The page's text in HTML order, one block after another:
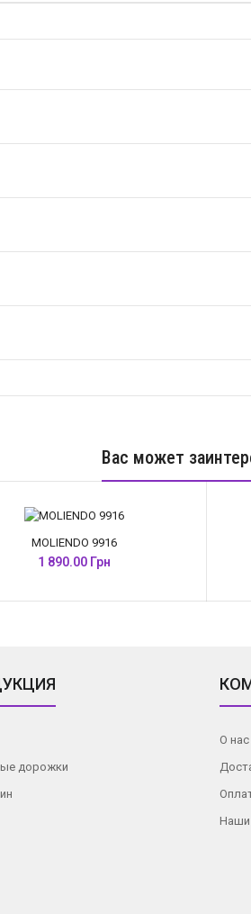
Вас может
MOLIENDO 9916
1 890.00 Грн
дорожки
О нас
Наши